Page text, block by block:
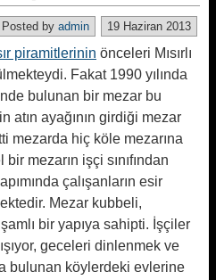
19 Haziran 2013
Posted by admin
piramitlerinin önceleri Mısırlı
Fakat 1990 yılında
bulunan bir mezar bu
atın ayağının girdiği mezar
mezarda hiç köle mezarına
mezarın işçi sınıfından
çalışanların esir
Mezar kubbeli,
bir yapıya sahipti. İşçiler
geceleri dinlenmek ve
bulunan köylerdeki evlerine